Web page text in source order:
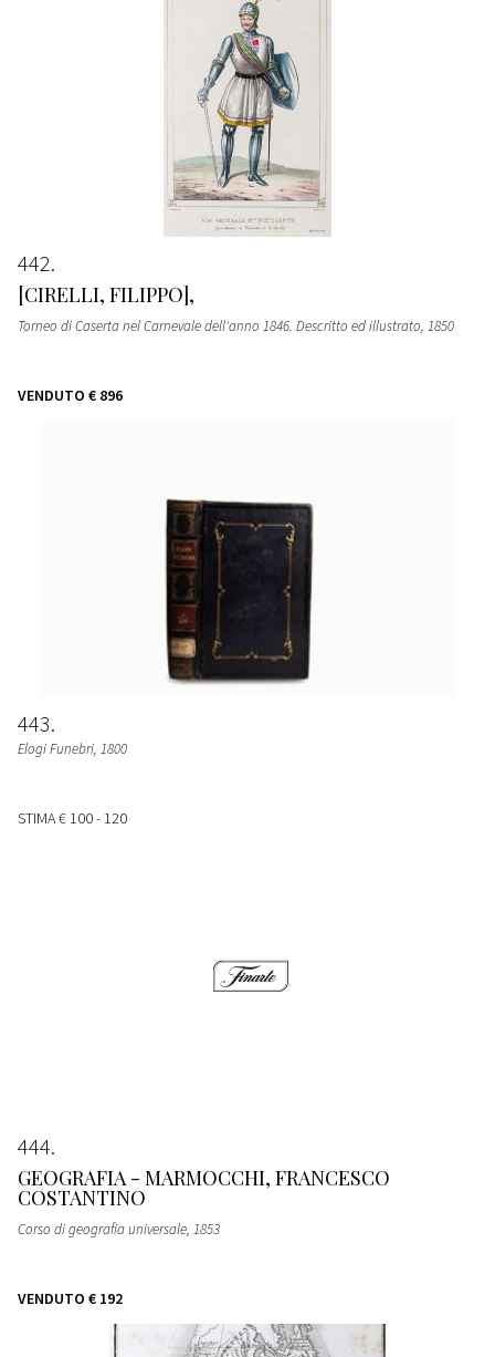
442
[CIRELLI, FILIPPO],
Torneo di Caserta nel Carnevale dell'anno 1846. Descritto ed illustrato, 1850
VENDUTO € 896
443
Elogi Funebri, 1800
STIMA€ 100 - 120
444
GEOGRAFIA - MARMOCCHI, FRANCESCO
COSTANTINO
Corso di geografia universale, 1853
VENDUTO € 192